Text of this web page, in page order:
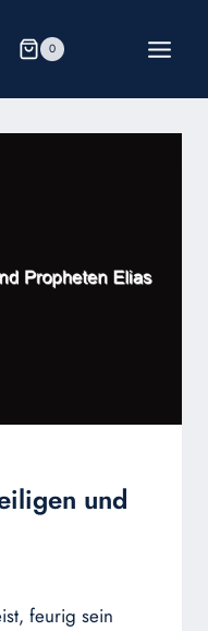
0
und
feurig sein